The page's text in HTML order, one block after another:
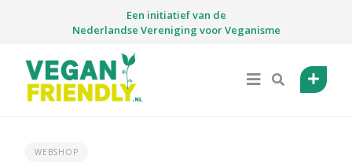
Een initiatief van de
Nederlandse Vereniging voor Veganisme
WEBSHOP